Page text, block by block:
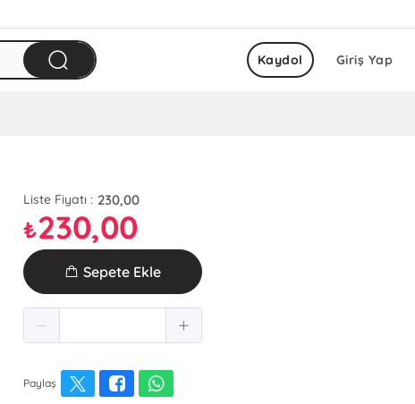
Giriş Yap
Kaydol
Liste Fiyatı : 230,00
₺230,00
Sepete Ekle
Paylaş